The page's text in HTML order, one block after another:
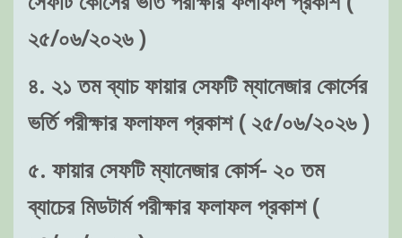
২৫/০৬/২০২৬ )
৪. ২১ তম ব্যাচ ফায়ার সেফটি ম্যানেজার কোর্সের
ভর্তি পরীক্ষার ফলাফল প্রকাশ ( ২৫/০৬/২০২৬ )
৫. ফায়ার সেফটি ম্যানেজার কোর্স- ২০ তম
ব্যাচের মিডটার্ম পরীক্ষার ফলাফল প্রকাশ (